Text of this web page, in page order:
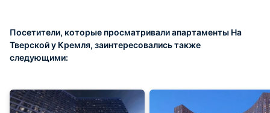
Посетители, которые просматривали апартаменты На
Тверской у Кремля, заинтересовались также
следующими: